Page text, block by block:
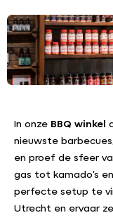
In onze BBQ winkel
nieuwste
en proef de sfeer
gas tot kamado’s
perfecte setup te
Utrecht en ervaar